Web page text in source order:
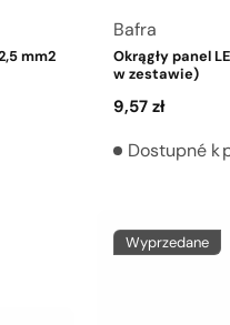
mm2
Bafra
Okrągły panel
w zestawie)
Cena
9,57 zł
Dostupné k
Wyprzedane